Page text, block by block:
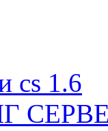
cs 1.6